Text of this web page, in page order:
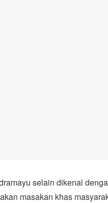
selain dikenal
masakan khas